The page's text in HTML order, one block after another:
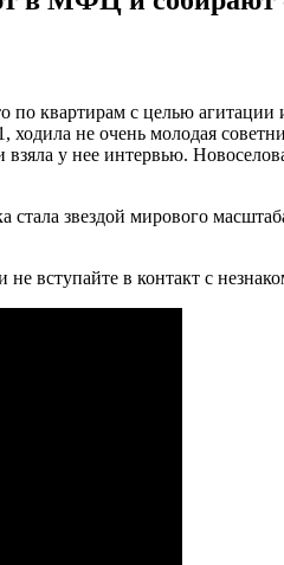
по квартирам с целью
ходила не очень молодая
взяла у нее интервью.
стала звездой мирового
вступайте в контакт с